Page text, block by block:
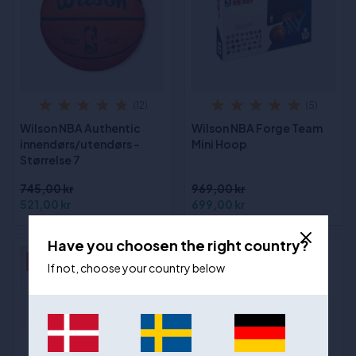
Wilson NBA Authentic
innendørs/utendørs -
Størrelse 7
745,00 kr
521,00 kr
Wilson NBA Forge Team
Mini Hoop
969,00 kr
699,00 kr
- 60% - 28%
Have you choosen the right country?
If not, choose your country below